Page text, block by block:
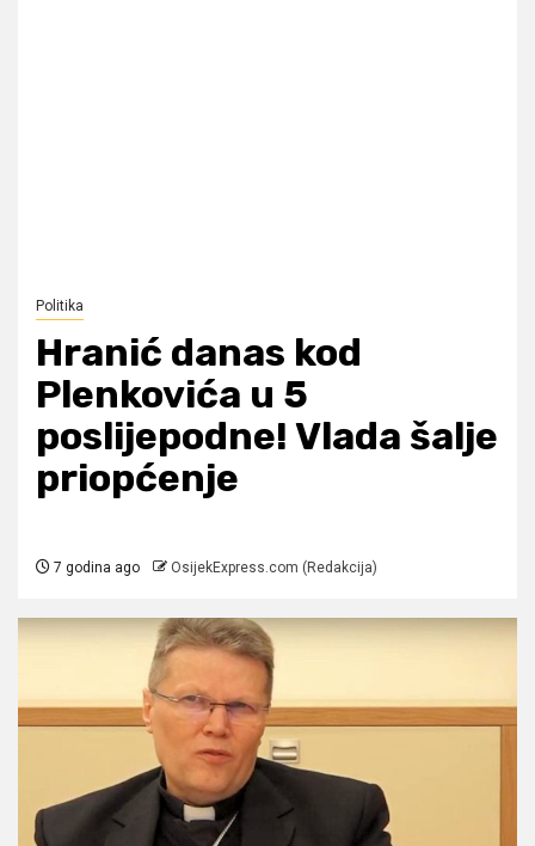
Politika
Hranić danas kod
Plenkovića u 5
poslijepodne! Vlada šalje
priopćenje
7 godina ago OsijekExpress.com (Redakcija)